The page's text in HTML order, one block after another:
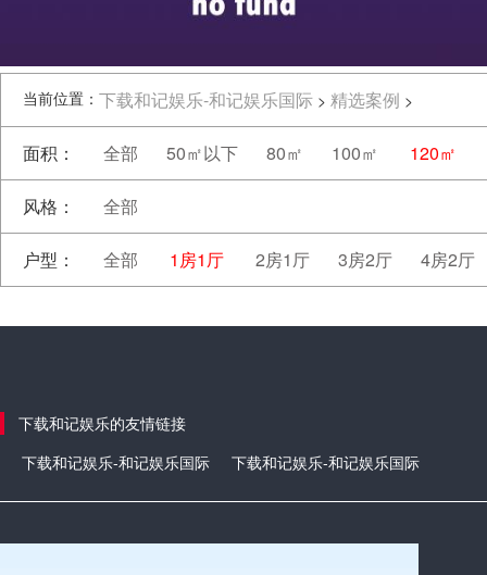
当前位置： 下载和记娱乐-和记娱乐国际 > 精选案例 >
面积： 全部 50㎡以下 80㎡ 100㎡ 120㎡
风格： 全部
户型： 全部 1房1厅 2房1厅 3房2厅 4房2厅
下载和记娱乐的友情链接
下载和记娱乐-和记娱乐国际
下载和记娱乐-和记娱乐国际